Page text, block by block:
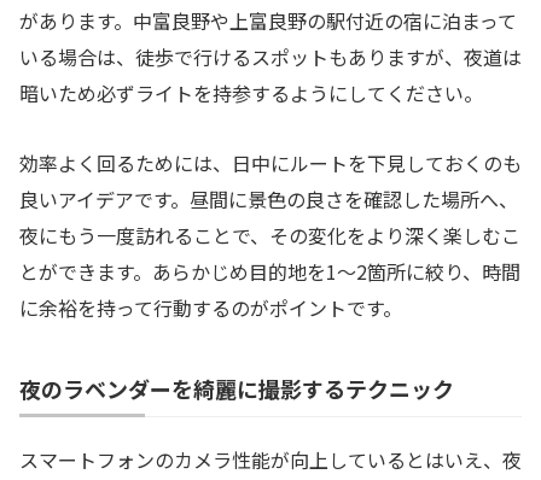
があります。中富良野や上富良野の駅付近の宿に泊まって
いる場合は、徒歩で行けるスポットもありますが、夜道は
暗いため必ずライトを持参するようにしてください。
効率よく回るためには、日中にルートを下見しておくのも
良いアイデアです。昼間に景色の良さを確認した場所へ、
夜にもう一度訪れることで、その変化をより深く楽しむこ
とができます。あらかじめ目的地を1〜2箇所に絞り、時間
に余裕を持って行動するのがポイントです。
夜のラベンダーを綺麗に撮影するテクニック
スマートフォンのカメラ性能が向上しているとはいえ、夜